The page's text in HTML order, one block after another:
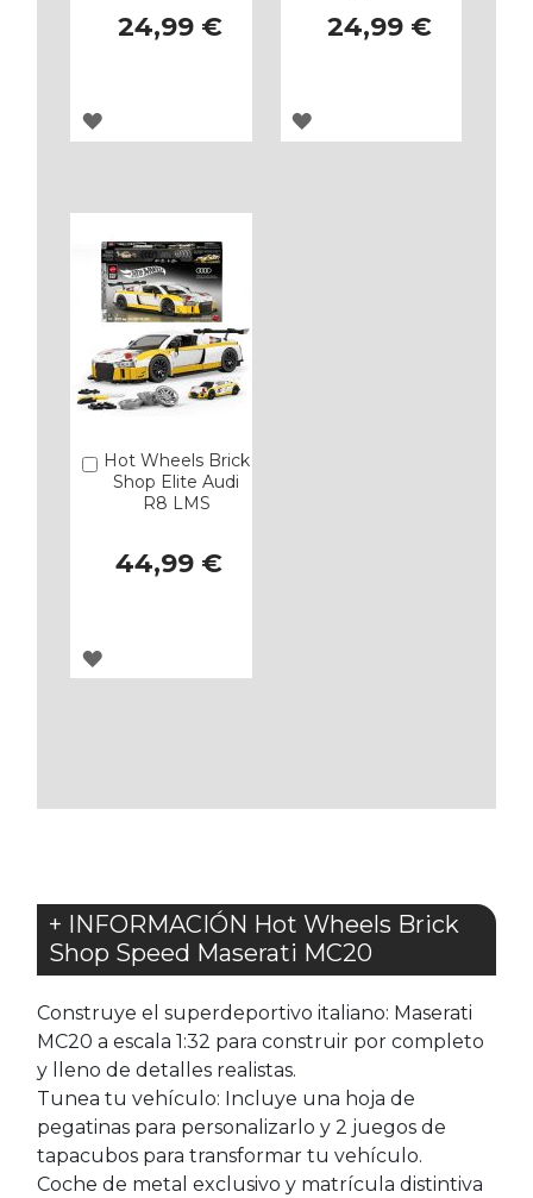
24,99 €
AGREGAR
FAVORITOS
24,99 €
AGREGAR
Hot Wheels Brick
Shop Elite Audi
R8 LMS
44,99 €
Añadir
AGREGAR
+ INFORMACIÓN Hot Wheels Brick
Shop Speed Maserati MC20
Construye el superdeportivo italiano: Maserati
MC20 a escala 1:32 para construir por completo
y lleno de detalles realistas.
Tunea tu vehículo: Incluye una hoja de
pegatinas para personalizarlo y 2 juegos de
tapacubos para transformar tu vehículo.
Coche de metal exclusivo y matrícula distintiva